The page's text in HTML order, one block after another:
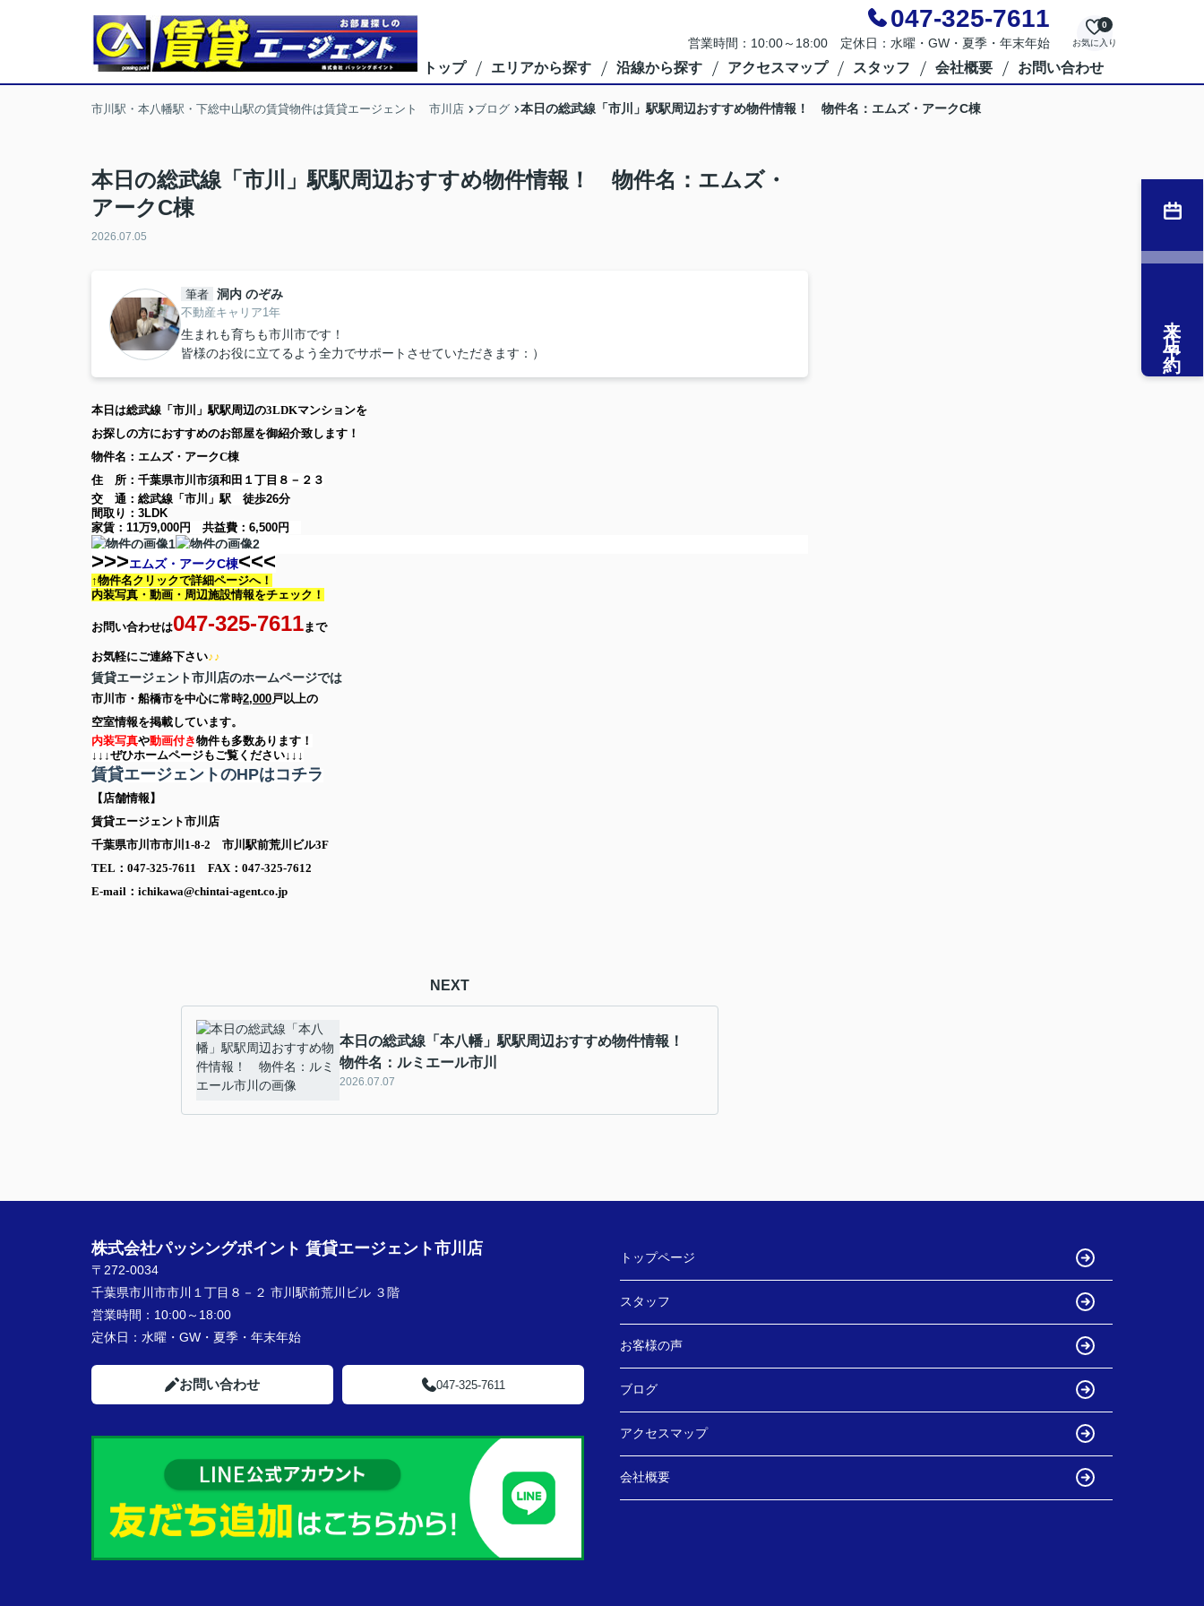
047-325-7611
営業時間：10:00～18:00 定休日：水曜・GW・夏季・年末年始 お気に入り
0
トップ エリアから探す 沿線から探す アクセスマップ スタッフ 会社概要 お問い合わせ
市川駅・本八幡駅・下総中山駅の賃貸物件は賃貸エージェント 市川店 ブログ 本日の総武線「市川」駅駅周辺おすすめ物件情報！ 物件名：エムズ・アークC棟
本日の総武線「市川」駅駅周辺おすすめ物件情報！ 物件名：エムズ・
アークC棟
2026.07.05
筆者 洞内 のぞみ
不動産キャリア1年
生まれも育ちも市川市です！
皆様のお役に立てるよう全力でサポートさせていただきます：）
本日は総武線「市川」駅駅周辺の3LDKマンションを
お探しの方におすすめのお部屋を御紹介致します！
物件名：エムズ・アークC棟
住 所： 千葉県市川市須和田１丁目８－２３
交 通：総武線「市川」駅 徒歩26分
間取り： 3LDK
家賃： 11万9,000円 共益費： 6,500円
>>>エムズ・アークC棟<<<
↑物件名クリックで詳細ページへ！
内装写真・動画・ 周辺施設情報をチェック！
お問い合わせは047-325-7611まで
お気軽にご連絡下さい♪♪
賃貸エージェント市川店のホームページでは
市川市・船橋市を中心に常時2,000戸以上の
空室情報を掲載しています。
内装写真や動画付き物件も多数あります！
↓↓↓ぜひホームページもご覧ください↓↓↓
賃貸エージェントのHPはコチラ
【店舗情報】
賃貸エージェント市川店
千葉県市川市市川1-8-2 市川駅前荒川ビル3F
TEL：047-325-7611 FAX：047-325-7612
E-mail：ichikawa@chintai-agent.co.jp
NEXT
本日の総武線「本八幡」駅駅周辺おすすめ物件情報！
物件名：ルミエール市川
2026.07.07
来店予約
株式会社パッシングポイント 賃貸エージェント市川店
〒272-0034
千葉県市川市市川１丁目８－２ 市川駅前荒川ビル ３階
営業時間： 10:00～18:00
定休日： 水曜・GW・夏季・年末年始
お問い合わせ 047-325-7611
トップページ
スタッフ
お客様の声
ブログ
アクセスマップ
会社概要